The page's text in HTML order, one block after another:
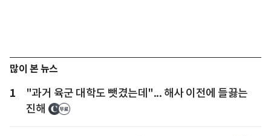
많이 본 뉴스
1
"과거 육군 대학도 뺏겼는데"... 해사 이전에 들끓는
진해